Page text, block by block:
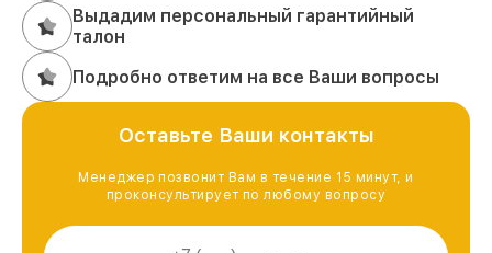
Выдадим персональный гарантийный
талон
Подробно ответим на все Ваши вопросы
Оставьте Ваши контакты
Менеджер позвонит Вам в течение 15 минут, и
проконсультирует по любому вопросу